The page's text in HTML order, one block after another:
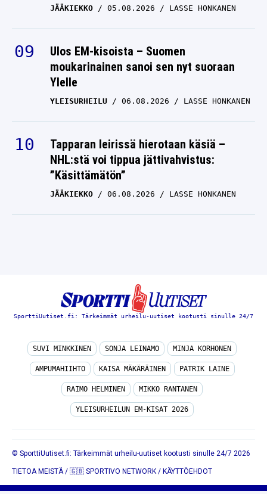
JÄÄKIEKKO 05.08.2026 LASSE HONKANEN
Ulos EM-kisoista – Suomen
moukarinainen sanoi sen nyt suoraan
Ylelle
YLEISURHEILU 06.08.2026 LASSE HONKANEN
Tapparan leirissä hierotaan käsiä –
NHL:stä voi tippua jättivahvistus:
”Käsittämätön”
JÄÄKIEKKO 06.08.2026 LASSE HONKANEN
SporttiUutiset.fi: Tärkeimmät urheilu-uutiset kootusti sinulle 24/7
SUVI MINKKINEN SONJA LEINAMO MINJA KORHONEN
AMPUMAHIIHTO KAISA MÄKÄRÄINEN PATRIK LAINE
RAIMO HELMINEN MIKKO RANTANEN
YLEISURHEILUN EM-KISAT 2026
© SporttiUutiset.fi: Tärkeimmät urheilu-uutiset kootusti sinulle 24/7 2026
TIETOA MEISTÄ/ 🇬🇧 SPORTIVO NETWORK / KÄYTTÖEHDOT